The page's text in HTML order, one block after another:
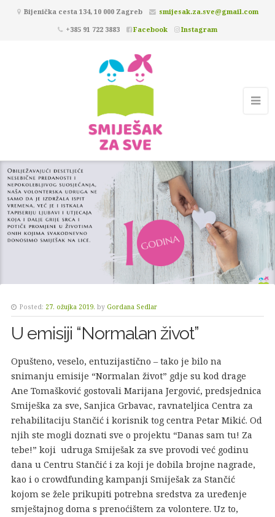
Bijenička cesta 134, 10 000 Zagreb
smijesak.za.sve@gmail.com
+385 91 722 3883
Facebook Instagram
Posted: 27. ožujka 2019. by Gordana Sedlar
U emisiji “Normalan život”
Opušteno, veselo, entuzijastično – tako je bilo na
snimanju emisije “Normalan život” gdje su kod drage
Ane Tomašković gostovali Marijana Jergović, predsjednica
Smiješka za sve, Sanjica Grbavac, ravnateljica Centra za
rehabilitaciju Stančić i korisnik tog centra Petar Mikić. Od
njih ste mogli doznati sve o projektu “Danas sam tu! Za
tebe!” koji udruga Smiješak za sve provodi već godinu
dana u Centru Stančić i za koji je dobila brojne nagrade,
kao i o crowdfunding kampanji Smiješak za Stančić
kojom se žele prikupiti potrebna sredstva za uređenje
smještajnog doma s prenoćištem za volontere. Uz to,